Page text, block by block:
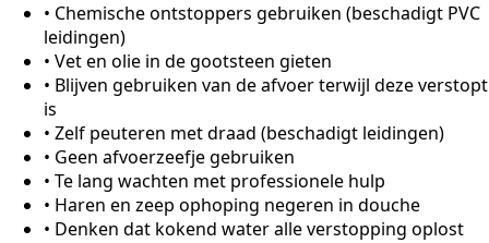
• Chemische ontstoppers gebruiken (beschadigt PVC
leidingen)
• Vet en olie in de gootsteen gieten
• Blijven gebruiken van de afvoer terwijl deze verstopt
is
• Zelf peuteren met draad (beschadigt leidingen)
• Geen afvoerzeefje gebruiken
• Te lang wachten met professionele hulp
• Haren en zeep ophoping negeren in douche
• Denken dat kokend water alle verstopping oplost